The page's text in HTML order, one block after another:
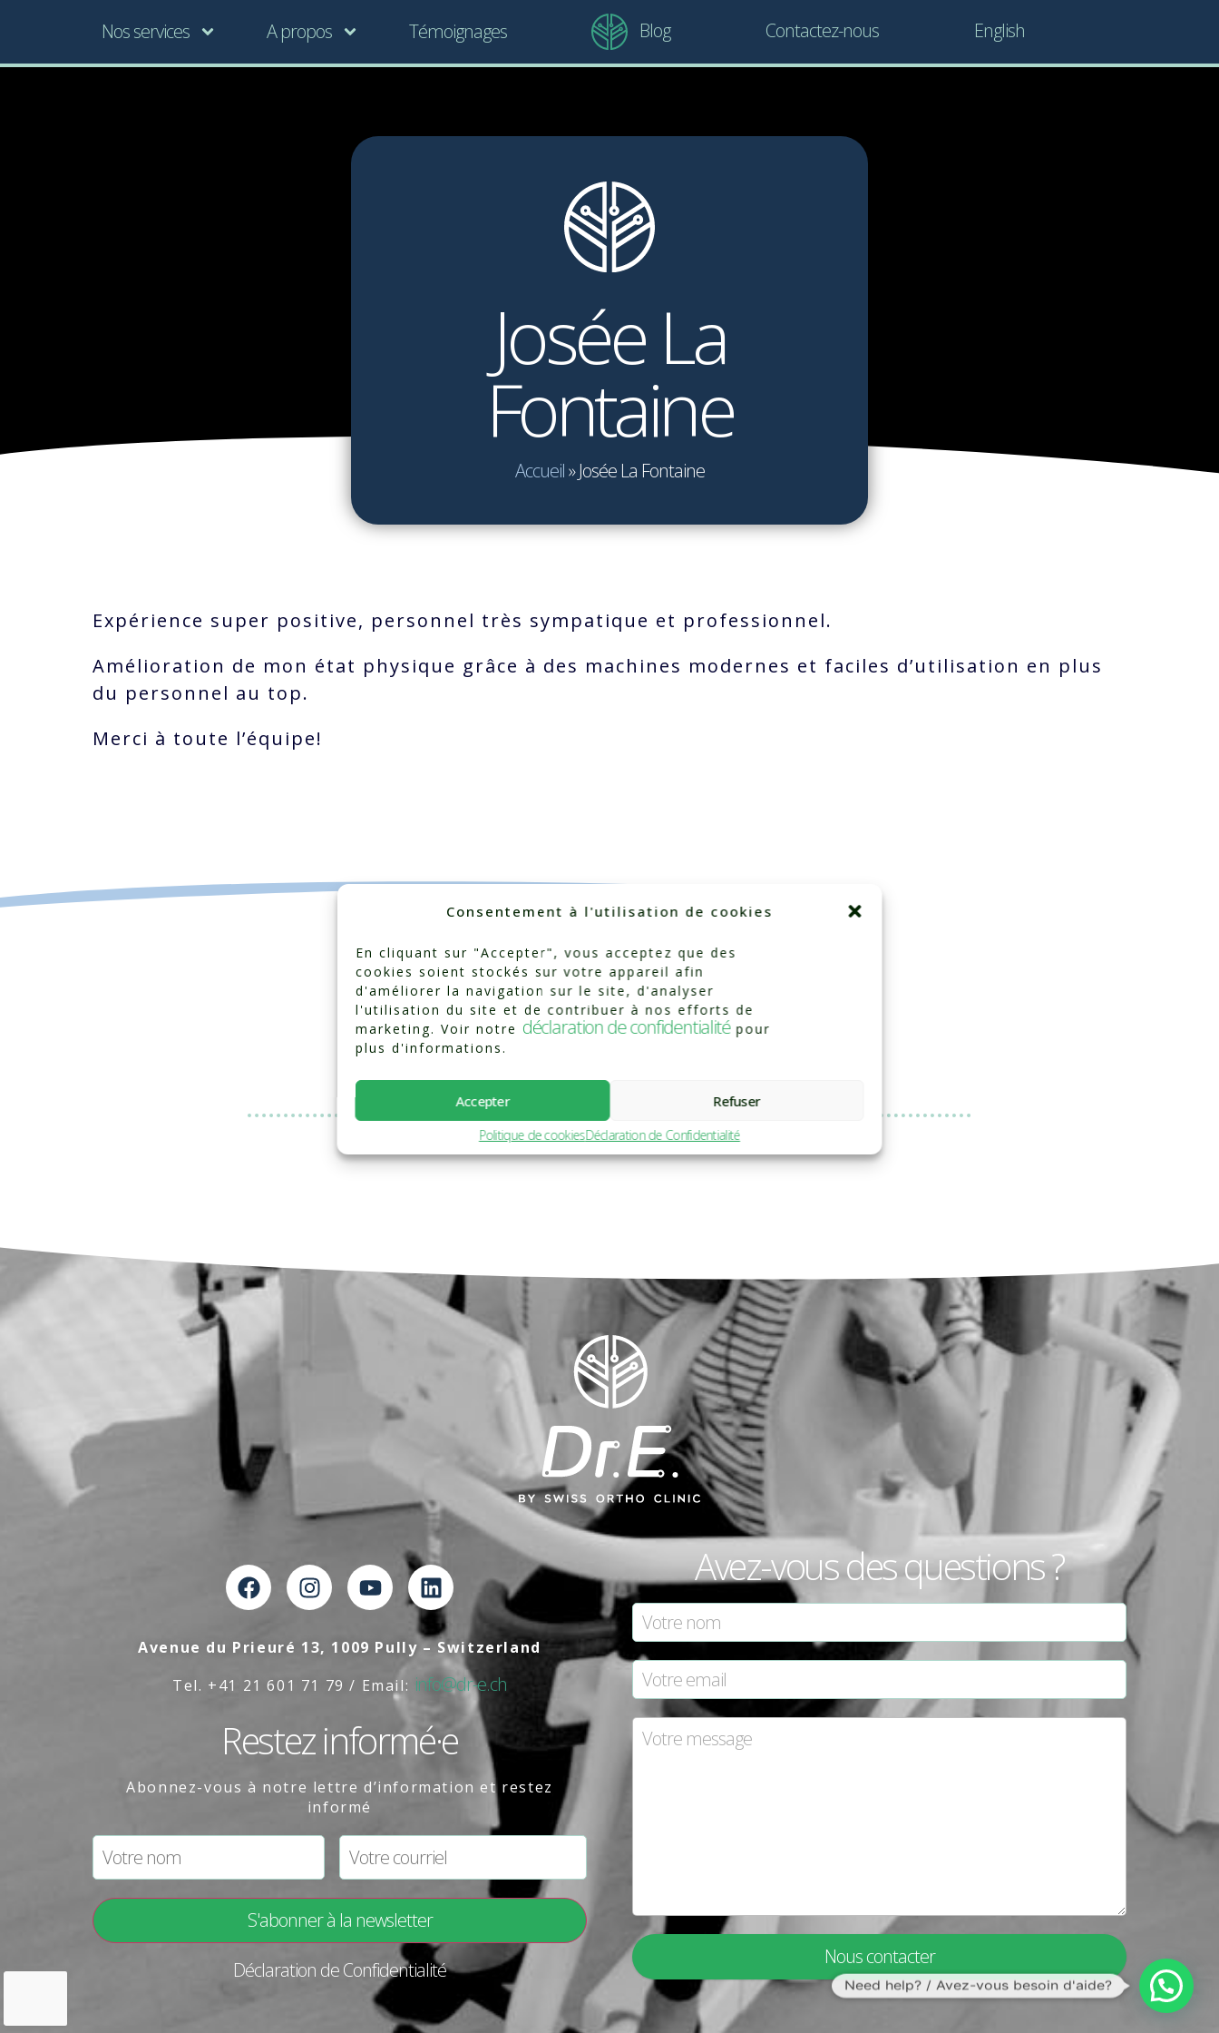
Consentement à l'utilisation de cookies
En cliquant sur "Accepter", vous acceptez que des
cookies soient stockés sur votre appareil afin
d'améliorer la navigation sur le site, d'analyser
l'utilisation du site et de contribuer à nos efforts de
marketing. Voir notre déclaration de confidentialitépour
plus d'informations.
Accepter Refuser
Politique de cookiesDéclaration de Confidentialité
Nos services A propos Témoignages Blog Contactez-nous English
Josée La
Fontaine
Accueil»Josée La Fontaine
Expérience super positive, personnel très sympatique et professionnel.
Amélioration de mon état physique grâce à des machines modernes et faciles d’utilisation en plus
du personnel au top.
Merci à toute l’équipe!
Catégorisé dans :Témoignages
Avenue du Prieuré 13, 1009 Pully – Switzerland
Tel. +41 21 601 71 79 / Email: info@dr-e.ch
Restez informé·e
Abonnez-vous à notre lettre d’information et restez
informé
Déclaration de Confidentialité
Avez-vous des questions ?
Nous contacter
Need help? / Avez-vous besoin d'aide?